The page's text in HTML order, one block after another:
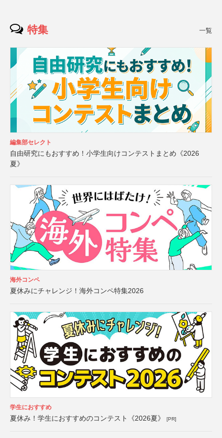
特集 一覧
編集部セレクト
自由研究にもおすすめ！小学生向けコンテストまとめ《2026
夏》
海外コンペ
夏休みにチャレンジ！海外コンペ特集2026
学生におすすめ
夏休み！学生におすすめのコンテスト《2026夏》 [PR]